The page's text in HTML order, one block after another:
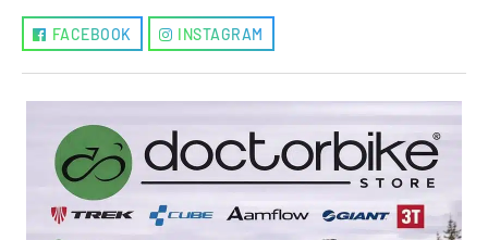
FACEBOOK INSTAGRAM